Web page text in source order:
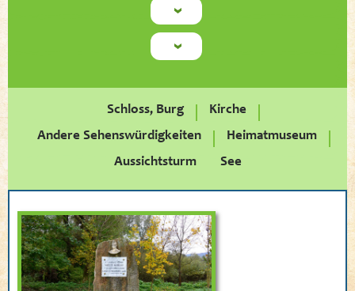
Schloss, Burg
Kirche
Andere Sehenswürdigkeiten
Heimatmuseum
Aussichtsturm
See